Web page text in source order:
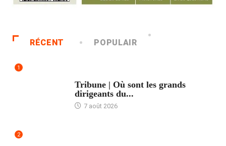
RÉCENT POPULAIR
1
Tribune | Où sont les grands
dirigeants du...
7 août 2026
2